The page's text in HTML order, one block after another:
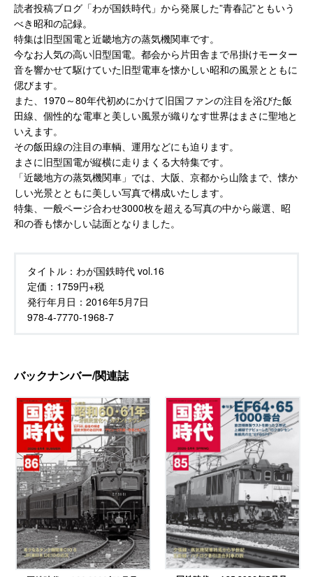
読者投稿ブログ「わが国鉄時代」から発展した”青春記”ともいう
べき昭和の記録。
特集は旧型国電と近畿地方の蒸気機関車です。
今なお人気の高い旧型国電。都会から片田舎まで吊掛けモーター
音を響かせて駆けていた旧型電車を懐かしい昭和の風景とともに
偲びます。
また、1970～80年代初めにかけて旧国ファンの注目を浴びた飯
田線、個性的な電車と美しい風景が織りなす世界はまさに聖地と
いえます。
その飯田線の注目の車輌、運用などにも迫ります。
まさに旧型国電が縦横に走りまくる大特集です。
「近畿地方の蒸気機関車」では、大阪、京都から山陰まで、懐か
しい光景とともに美しい写真で構成いたします。
特集、一般ページ合わせ3000枚を超える写真の中から厳選、昭
和の香も懐かしい誌面となりました。
タイトル： わが国鉄時代 vol.16
定価： 1759円+税
発行年月日： 2016年5月7日
978-4-7770-1968-7
バックナンバー/関連誌